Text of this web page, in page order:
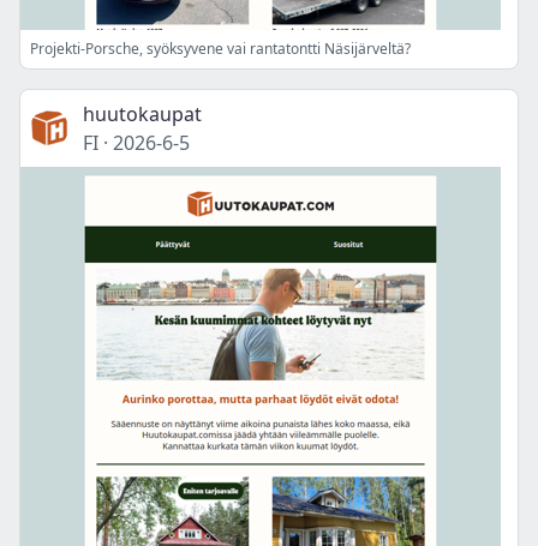
Projekti-Porsche, syöksyvene vai rantatontti Näsijärveltä?
huutokaupat
FI · 2026-6-5